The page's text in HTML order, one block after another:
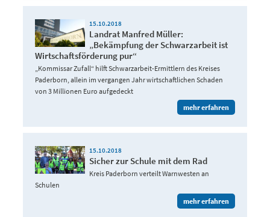
15.10.2018
Landrat Manfred Müller:
„Bekämpfung der Schwarzarbeit ist
Wirtschaftsförderung pur“
„Kommissar Zufall“ hilft Schwarzarbeit-Ermittlern des Kreises
Paderborn, allein im vergangen Jahr wirtschaftlichen Schaden
von 3 Millionen Euro aufgedeckt
mehr erfahren
15.10.2018
Sicher zur Schule mit dem Rad
Kreis Paderborn verteilt Warnwesten an
Schulen
mehr erfahren